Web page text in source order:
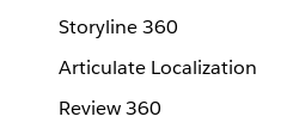
Storyline 360
Articulate Localization
Review 360